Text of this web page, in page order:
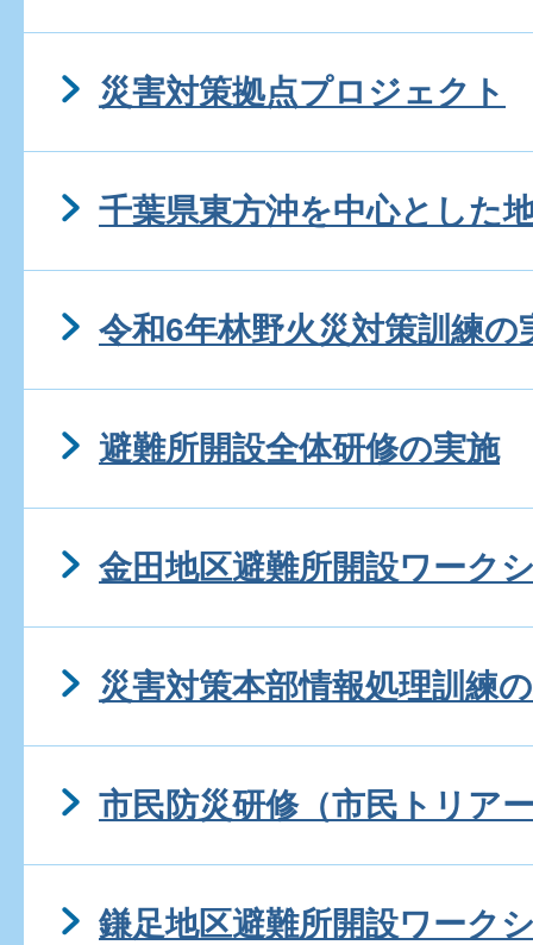
災害対策拠点プロジェクト
千葉県東方沖を中心とした
令和6年林野火災対策訓練の
避難所開設全体研修の実施
金田地区避難所開設ワーク
災害対策本部情報処理訓練
市民防災研修（市民トリア
鎌足地区避難所開設ワーク